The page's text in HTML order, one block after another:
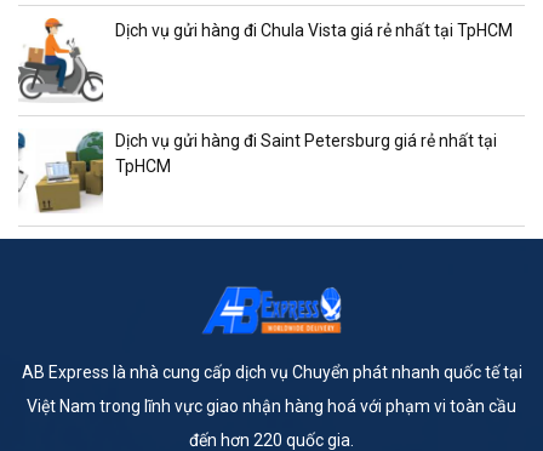
Dịch vụ gửi hàng đi Chula Vista giá rẻ nhất tại TpHCM
Dịch vụ gửi hàng đi Saint Petersburg giá rẻ nhất tại
TpHCM
AB Express là nhà cung cấp dịch vụ Chuyển phát nhanh quốc tế tại
Việt Nam trong lĩnh vực giao nhận hàng hoá với phạm vi toàn cầu
đến hơn 220 quốc gia.